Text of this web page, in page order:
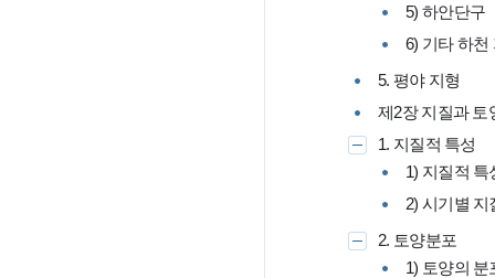
5) 하안단구
6) 기타 하천
5. 평야 지형
제2장 지질과 토
1. 지질적 특성
1) 지질적 특
2) 시기별 지
2. 토양분포
1) 토양의 분